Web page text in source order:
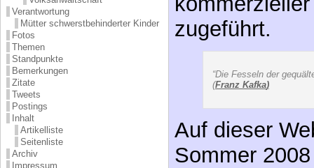
Verantwortung
Mütter schwerstbehinderter Kinder
Fotos
Themen
Standpunkte
Bemerkungen
Zitate
Tweets
Postings
Inhalt
Artikelliste
Seitenliste
Archiv
Impressum
zugeführt.
“Die Fesseln der
(Franz Kafka)
Auf dieser
Sommer